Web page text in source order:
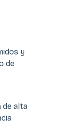
y
de
de alta